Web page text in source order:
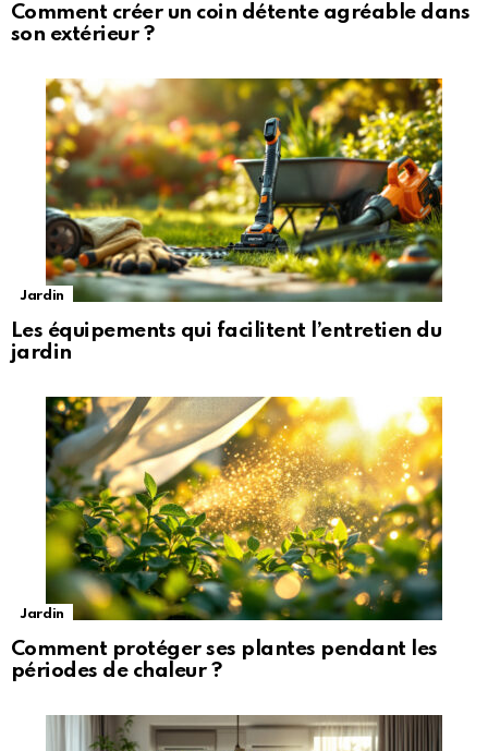
Comment créer un coin détente agréable dans
son extérieur ?
Jardin
Les équipements qui facilitent l’entretien du
jardin
Jardin
Comment protéger ses plantes pendant les
périodes de chaleur ?